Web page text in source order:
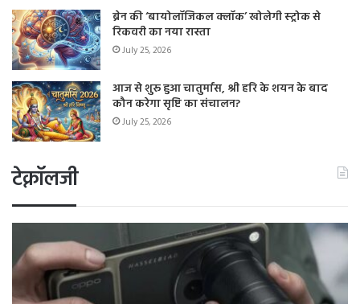
ब्रेन की ‘बायोलॉजिकल क्लॉक’ खोलेगी स्ट्रोक से
रिकवरी का नया रास्ता
July 25, 2026
आज से शुरू हुआ चातुर्मास, श्री हरि के शयन के बाद
कौन करेगा सृष्टि का संचालन?
July 25, 2026
टेक्नॉलजी